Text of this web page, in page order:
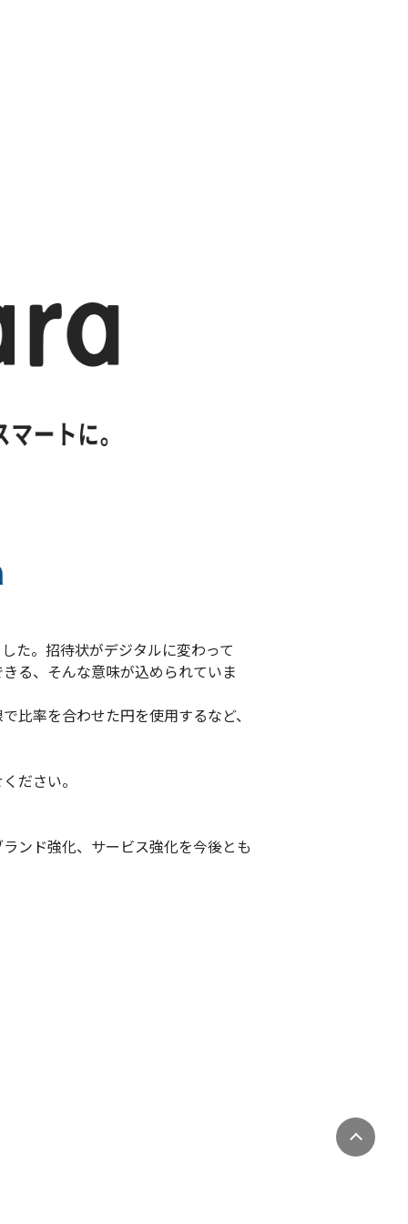
た。招待状がデジタルに変わって
る、そんな意味が込められていま
比率を合わせた円を使用するなど、
ださい。
ンド強化、サービス強化を今後とも